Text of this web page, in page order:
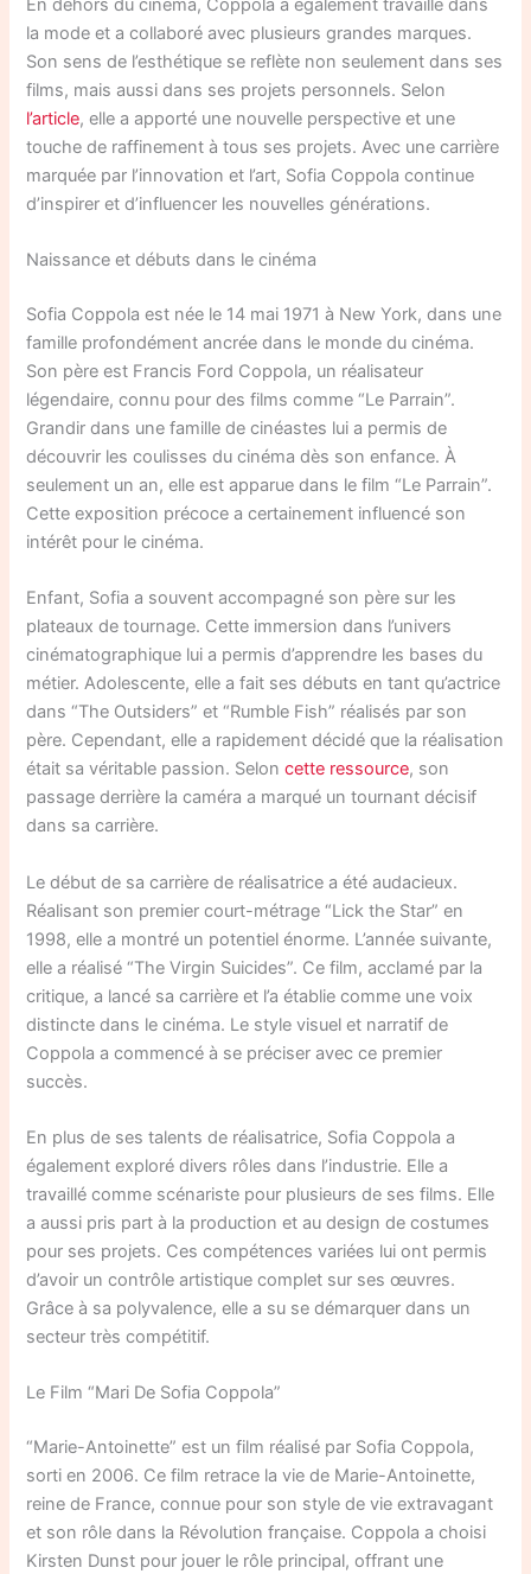
En dehors du cinéma, Coppola a également travaillé dans
la mode et a collaboré avec plusieurs grandes marques.
Son sens de l’esthétique se reflète non seulement dans ses
films, mais aussi dans ses projets personnels. Selon
l’article, elle a apporté une nouvelle perspective et une
touche de raffinement à tous ses projets. Avec une carrière
marquée par l’innovation et l’art, Sofia Coppola continue
d’inspirer et d’influencer les nouvelles générations.
Naissance et débuts dans le cinéma
Sofia Coppola est née le 14 mai 1971 à New York, dans une
famille profondément ancrée dans le monde du cinéma.
Son père est Francis Ford Coppola, un réalisateur
légendaire, connu pour des films comme “Le Parrain”.
Grandir dans une famille de cinéastes lui a permis de
découvrir les coulisses du cinéma dès son enfance. À
seulement un an, elle est apparue dans le film “Le Parrain”.
Cette exposition précoce a certainement influencé son
intérêt pour le cinéma.
Enfant, Sofia a souvent accompagné son père sur les
plateaux de tournage. Cette immersion dans l’univers
cinématographique lui a permis d’apprendre les bases du
métier. Adolescente, elle a fait ses débuts en tant qu’actrice
dans “The Outsiders” et “Rumble Fish” réalisés par son
père. Cependant, elle a rapidement décidé que la réalisation
était sa véritable passion. Seloncette ressource, son
passage derrière la caméra a marqué un tournant décisif
dans sa carrière.
Le début de sa carrière de réalisatrice a été audacieux.
Réalisant son premier court-métrage “Lick the Star” en
1998, elle a montré un potentiel énorme. L’année suivante,
elle a réalisé “The Virgin Suicides”. Ce film, acclamé par la
critique, a lancé sa carrière et l’a établie comme une voix
distincte dans le cinéma. Le style visuel et narratif de
Coppola a commencé à se préciser avec ce premier
succès.
En plus de ses talents de réalisatrice, Sofia Coppola a
également exploré divers rôles dans l’industrie. Elle a
travaillé comme scénariste pour plusieurs de ses films. Elle
a aussi pris part à la production et au design de costumes
pour ses projets. Ces compétences variées lui ont permis
d’avoir un contrôle artistique complet sur ses œuvres.
Grâce à sa polyvalence, elle a su se démarquer dans un
secteur très compétitif.
Le Film “Mari De Sofia Coppola”
“Marie-Antoinette” est un film réalisé par Sofia Coppola,
sorti en 2006. Ce film retrace la vie de Marie-Antoinette,
reine de France, connue pour son style de vie extravagant
et son rôle dans la Révolution française. Coppola a choisi
Kirsten Dunst pour jouer le rôle principal, offrant une